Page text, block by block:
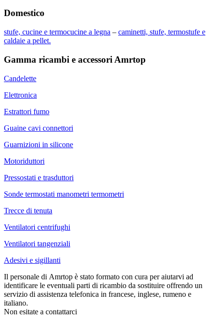
Domestico
stufe, cucine e termocucine a legna – caminetti, stufe, termostufe e
caldaie a pellet.
Gamma ricambi e accessori Amrtop
Candelette
Elettronica
Estrattori fumo
Guaine cavi connettori
Guarnizioni in silicone
Motoriduttori
Pressostati e trasduttori
Sonde termostati manometri termometri
Trecce di tenuta
Ventilatori centrifughi
Ventilatori tangenziali
Adesivi e sigillanti
Il personale di Amrtop è stato formato con cura per aiutarvi ad
identificare le eventuali parti di ricambio da sostituire offrendo un
servizio di assistenza telefonica in francese, inglese, rumeno e
italiano.
Non esitate a contattarci